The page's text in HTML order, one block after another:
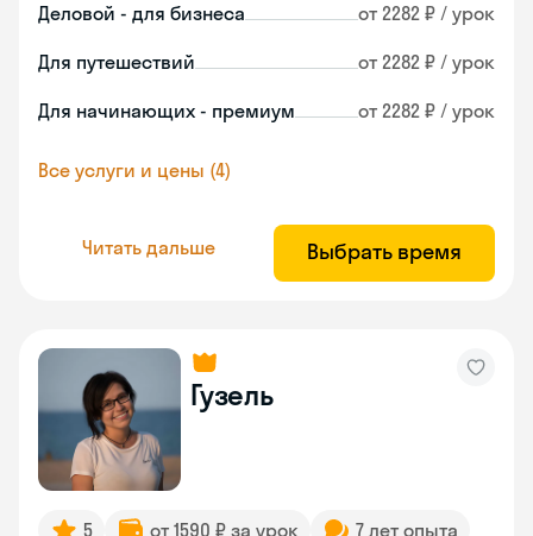
Деловой - для бизнеса от 2282 ₽ / урок
Для путешествий от 2282 ₽ / урок
Для начинающих - премиум от 2282 ₽ / урок
Все услуги и цены (4)
Читать дальше Выбрать время
Гузель
5 от 1590 ₽ за урок 7 лет опыта